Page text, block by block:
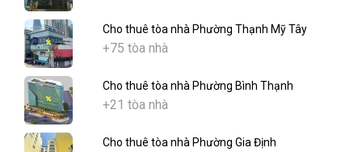
Cho thuê tòa nhà Phường Thạnh Mỹ Tây
+75 tòa nhà
Cho thuê tòa nhà Phường Bình Thạnh
+21 tòa nhà
Cho thuê tòa nhà Phường Gia Định